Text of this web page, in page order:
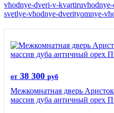
vhodnye-dveri-v-kvartiru
svetlye-vhodnye-dverityomnye-
от 38 300 руб
Межкомнатная дверь
массив дуба античный орех